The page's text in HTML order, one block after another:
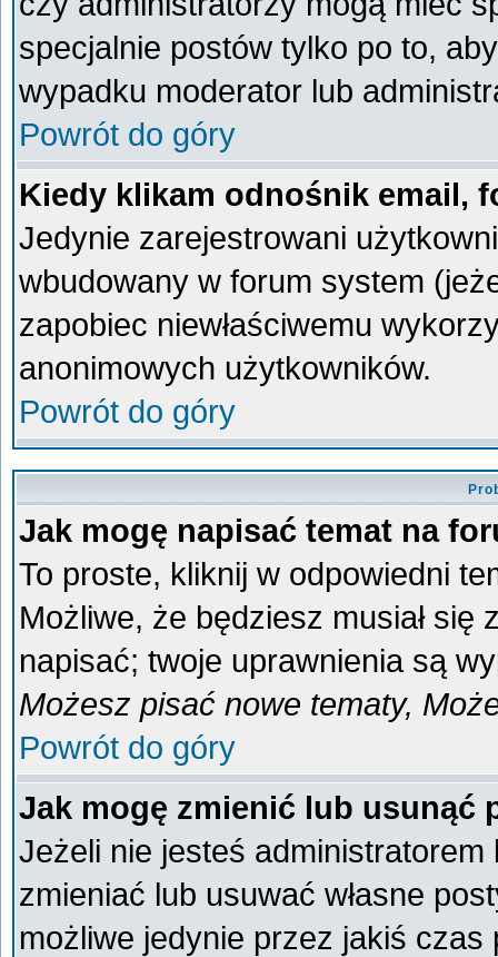
specjalnie postów tylko po to,
wypadku moderator lub
Powrót do góry
Kiedy klikam odnośnik email,
Jedynie zarejestrowani
wbudowany w forum system
zapobiec niewłaściwemu
anonimowych użytkowników.
Powrót do góry
Jak mogę napisać temat na
To proste, kliknij w odpowiedni
Możliwe, że będziesz musiał się
napisać; twoje uprawnienia są
Możesz pisać nowe tematy,
Powrót do góry
Jak mogę zmienić lub usunąć
Jeżeli nie jesteś
zmieniać lub usuwać własne
możliwe jedynie przez jakiś